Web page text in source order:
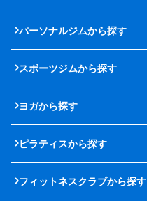
パーソナルジムから探す
スポーツジムから探す
ヨガから探す
ピラティスから探す
フィットネスクラブから探す